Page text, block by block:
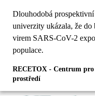
Dlouhodobá
univerzity ukázala, že do
virem SARS-CoV-2
populace.
RECETOX - Centrum
prostředí